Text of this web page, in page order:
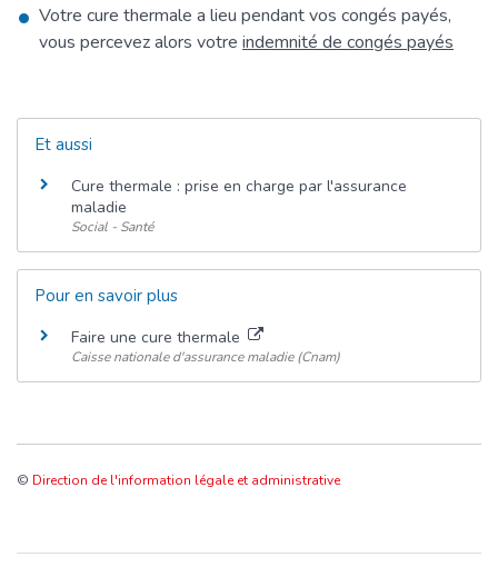
Votre cure thermale a lieu pendant vos congés payés,
vous percevez alors votre indemnité de congés payés
Et aussi
Cure thermale : prise en charge par l'assurance
maladie
Social - Santé
Pour en savoir plus
Faire une cure thermale
Caisse nationale d'assurance maladie (Cnam)
© Direction de l'information légale et administrative